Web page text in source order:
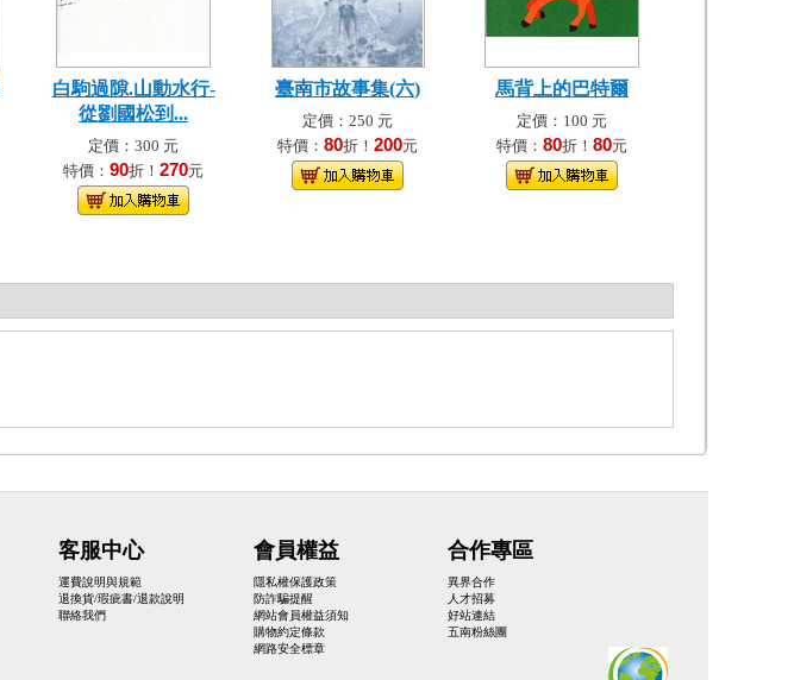
白駒過隙.山動水行-
從劉國松到...
定價：300 元
特價： 90折！ 270元
臺南市故事集(六)
定價：250 元
特價： 80折！ 200元
馬背上的巴特爾
定價：100 元
特價： 80折！ 80元
客服中心
運費說明與規範
退換貨/瑕疵書/退款說明
聯絡我們
會員權益
隱私權保護政策
防詐騙提醒
網站會員權益須知
購物約定條款
網路安全標章
合作專區
異界合作
人才招募
好站連結
五南粉絲團